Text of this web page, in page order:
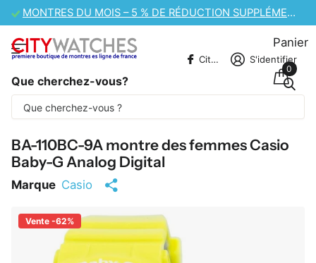
VENTE DE MONTRES CASIO – 10 % DE RÉDUCTION SUPPLÉMENTAIRE
Que cherchez-vous?
CitywatchesFR S'identifier
Panier
0
Une partie du contenu est traduite
automatiquement.
BA-110BC-9A montre des femmes Casio
Baby-G Analog Digital
Marque Casio
Vente -62%